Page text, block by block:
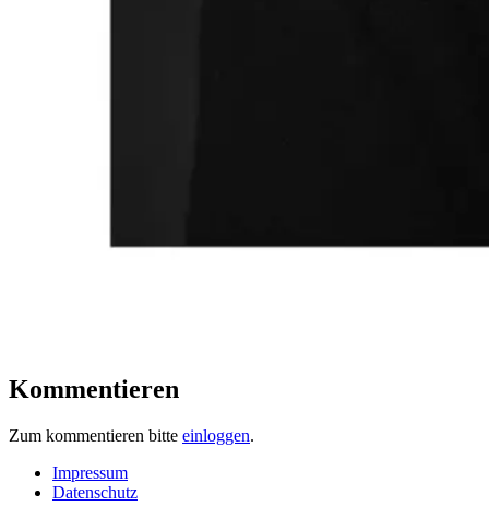
Kommentieren
Zum kommentieren bitte einloggen.
Impressum
Datenschutz